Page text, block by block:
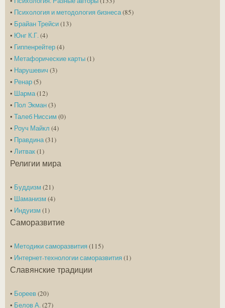
• Психология и методология бизнеса(85)
• Брайан Трейси(13)
• Юнг К.Г. (4)
• Гиппенрейтер(4)
• Метафорические карты(1)
• Нарушевич (3)
• Ренар(5)
• Шарма(12)
• Пол Экман(3)
• Талеб Ниссим (0)
• Роуч Майкл (4)
• Правдина(31)
• Литвак(1)
Религии мира
• Буддизм (21)
• Шаманизм (4)
• Индуизм (1)
Саморазвитие
• Методики саморазвития(115)
• Интернет-технологии саморазвития(1)
Славянские традиции
• Бореев(20)
• Белов А. (27)